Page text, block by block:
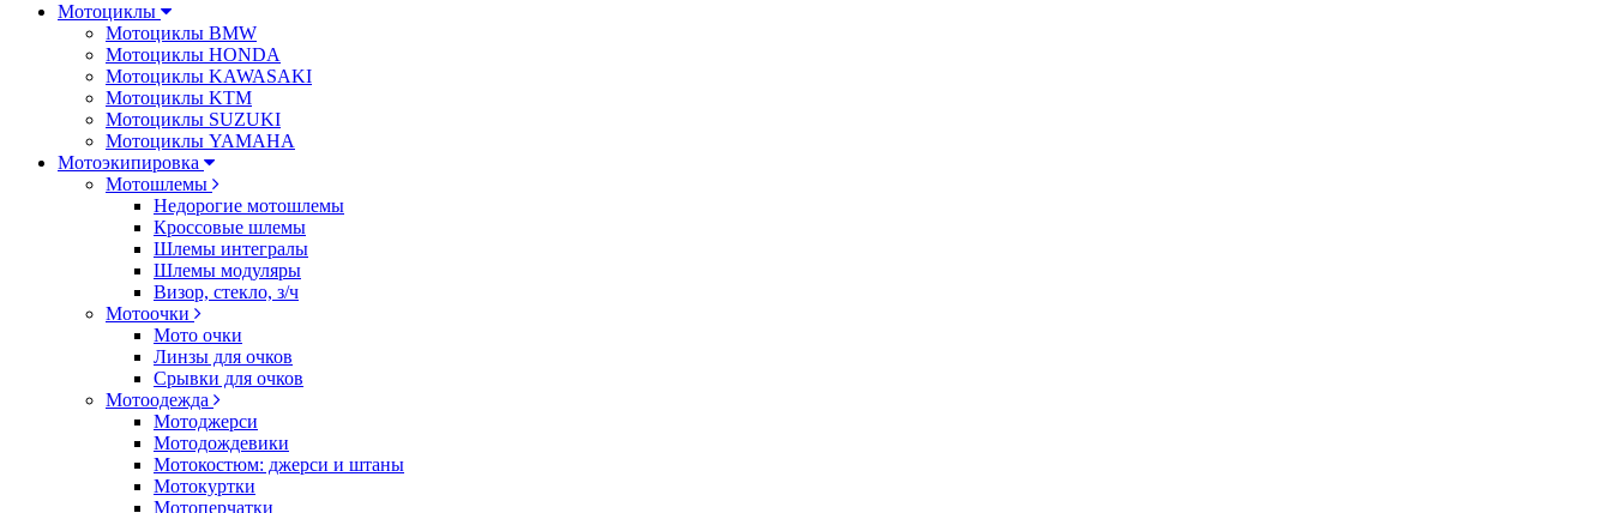
Мотоциклы
Мотоциклы BMW
Мотоциклы HONDA
Мотоциклы KAWASAKI
Мотоциклы KTM
Мотоциклы SUZUKI
Мотоциклы YAMAHA
Мотоэкипировка
Мотошлемы
Недорогие мотошлемы
Кроссовые шлемы
Шлемы интегралы
Шлемы модуляры
Визор, стекло, з/ч
Мотоочки
Мото очки
Линзы для очков
Срывки для очков
Мотоодежда
Мотоджерси
Мотодождевики
Мотокостюм: джерси и штаны
Мотокуртки
Мотоперчатки